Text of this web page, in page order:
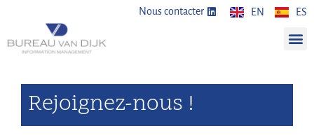
Nous contacter EN ES
Rejoignez-nous !